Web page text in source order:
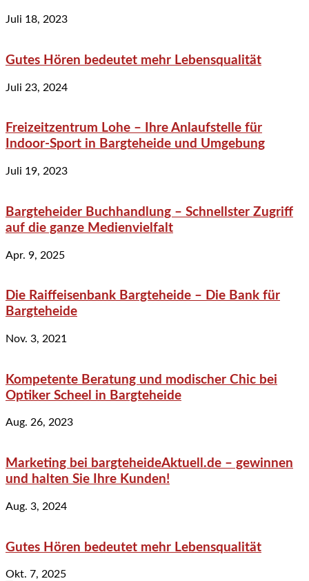
Juli 18, 2023
Gutes Hören bedeutet mehr Lebensqualität
Juli 23, 2024
Freizeitzentrum Lohe – Ihre Anlaufstelle für
Indoor-Sport in Bargteheide und Umgebung
Juli 19, 2023
Bargteheider Buchhandlung – Schnellster Zugriff
auf die ganze Medienvielfalt
Apr. 9, 2025
Die Raiffeisenbank Bargteheide – Die Bank für
Bargteheide
Nov. 3, 2021
Kompetente Beratung und modischer Chic bei
Optiker Scheel in Bargteheide
Aug. 26, 2023
Marketing bei bargteheideAktuell.de – gewinnen
und halten Sie Ihre Kunden!
Aug. 3, 2024
Gutes Hören bedeutet mehr Lebensqualität
Okt. 7, 2025